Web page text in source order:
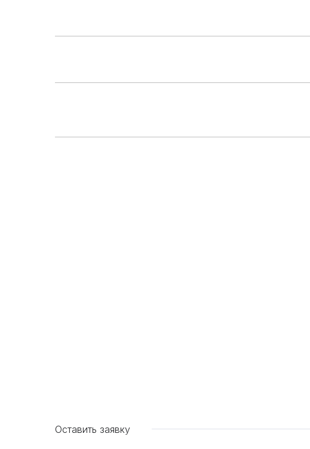
Оставить заявку